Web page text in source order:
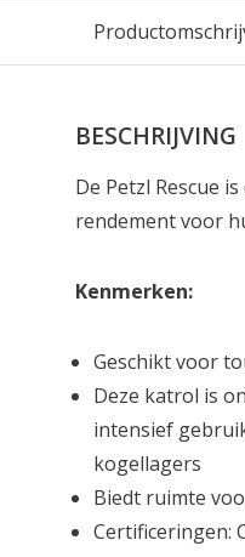
BESCHRIJVING
De Petzl Rescue
rendement voor
Kenmerken:
Geschikt voor
Deze katrol is
intensief
kogellagers
Biedt ruimte
Certificeringen: